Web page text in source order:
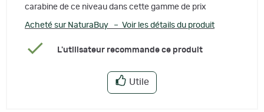
carabine de ce niveau dans cette gamme de prix
Acheté sur NaturaBuy – Voir les détails du produit
L'utilisateur recommande ce produit
Utile